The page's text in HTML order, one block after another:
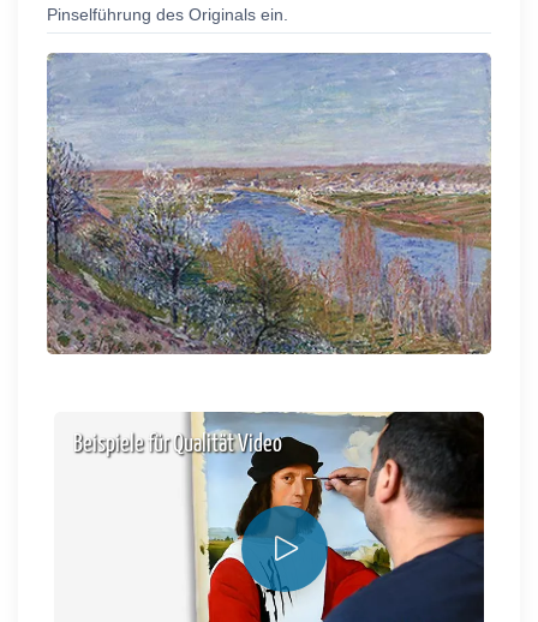
Pinselführung des Originals ein.
Beispiele für Qualität Video